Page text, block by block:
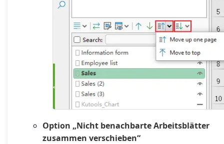
Option „Nicht benachbarte Arbeitsblätter
zusammen verschieben“